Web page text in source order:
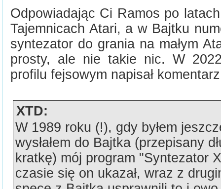
Odpowiadając Ci Ramos po
Tajemnicach Atari, a w Bajtku
syntezator do grania na małym
prosty, ale nie takie nic. W
profilu fejsowym napisał
XTD:
W 1989 roku (!), gdy byłem
wysłałem do Bajtka (przepisany
kratkę) mój program "Syntezator
czasie się on ukazał, wraz z